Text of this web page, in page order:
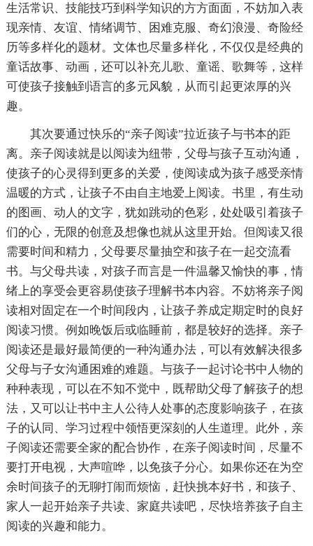
生活常识、技能技巧到科学知识的方方面面，不妨加入表
现亲情、友谊、情绪调节、困难克服、奇幻浪漫、奇险经
历等多样化的题材。文体也尽量多样化，不仅仅是经典的
童话故事、动画，还可以补充儿歌、童谣、歌舞等，这样
可使孩子接触到语言的多元风貌，从而引起更浓厚的兴
趣。
其次要通过快乐的“亲子阅读”拉近孩子与书本的距
离。亲子阅读就是以阅读为纽带，父母与孩子互动沟通，
使孩子的心灵得到更多的关爱，使阅读成为孩子感受亲情
温暖的方式，让孩子不由自主地爱上阅读。书里，有生动
的图画、动人的文字，犹如跳动的色彩，处处吸引着孩子
们的心，无限的创意及想像也就从这里开始。但阅读又很
需要时间和精力，父母要尽量抽空和孩子在一起交流看
书。与父母共读，对孩子而言是一件温馨又愉快的事，情
绪上的享受会更容易使孩子理解书本内容。不妨将亲子阅
读相对固定在一个时间段内，让孩子养成定期定时的良好
阅读习惯。例如晚饭后或临睡前，都是较好的选择。亲子
阅读还是最好最简便的一种沟通办法，可以有效解决很多
父母与子女沟通困难的难题。与孩子一起讨论书中人物的
种种表现，可以在不知不觉中，既帮助父母了解孩子的想
法，又可以让书中主人公待人处事的态度影响孩子，在孩
子的认同、学习过程中领悟更深刻的人生道理。此外，亲
子阅读还需要全家的配合协作，在亲子阅读时间，尽量不
要打开电视，大声喧哗，以免孩子分心。如果你还在为空
余时间孩子的无聊打闹而烦恼，赶快挑本好书，和孩子、
家人一起开始亲子共读、家庭共读吧，尽快培养孩子自主
阅读的兴趣和能力。